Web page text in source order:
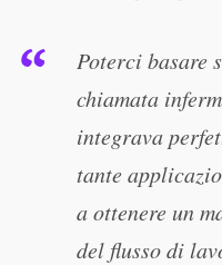
Poterci basare
chiamata
integrava
tante
a ottenere un
del flusso di